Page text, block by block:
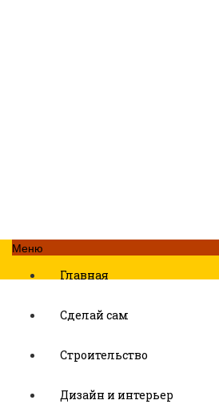
Меню
Главная
Сделай сам
Строительство
Дизайн и интерьер